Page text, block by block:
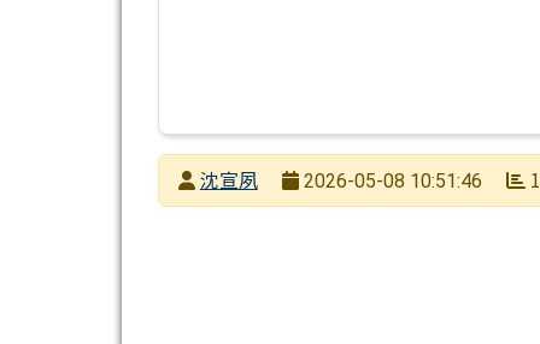
發布者沈宣夙
2026-05-08 10:51:46